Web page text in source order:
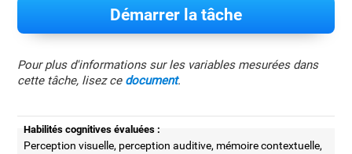
Démarrer la tâche
Pour plus d'informations sur les variables mesurées dans
cette tâche, lisez ce document.
Habilités cognitives évaluées :
Perception visuelle, perception auditive, mémoire contextuelle,